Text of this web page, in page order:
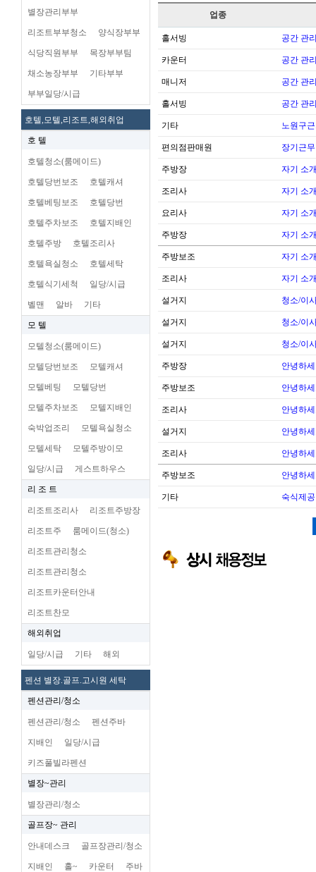
별장관리부부
리조트부부청소 양식장부부
식당직원부부 목장부부팀
채소농장부부 기타부부
부부일당/시급
호텔,모텔,리조트,해외취업
호 텔
호텔청소(룸메이드)
호텔당번보조 호텔캐셔
호텔베팅보조 호텔당번
호텔주차보조 호텔지배인
호텔주방 호텔조리사
호텔욕실청소 호텔세탁
호텔식기세척 일당/시급
벨맨 알바 기타
모 텔
모텔청소(룸메이드)
모텔당번보조 모텔캐셔
모텔베팅 모텔당번
모텔주차보조 모텔지배인
숙박업조리 모텔욕실청소
모텔세탁 모텔주방이모
일당/시급 게스트하우스
리 조 트
리조트조리사 리조트주방장
리조트주 룸메이드(청소)
리조트관리청소
리조트관리청소
리조트카운터안내
리조트찬모
해외취업
일당/시급 기타 해외
펜션 별장.골프.고시원 세탁
펜션관리/청소
펜션관리/청소 펜션주바
지배인 일당/시급
키즈풀빌라펜션
별장~관리
별장관리/청소
골프장~ 관리
안내데스크 골프장관리/청소
지배인 홀~ 카운터 주바
업종
홀서빙 공간 관
카운터 공간 관
매니저 공간 관
홀서빙 공간 관
기타 노원구
편의점판매원 장기근
주방장 자기 소
조리사 자기 소
요리사 자기 소
주방장 자기 소
주방보조 자기 소
조리사 자기 소
설거지 청소/이
설거지 청소/이
설거지 청소/이
주방장 안녕하
주방보조 안녕하
조리사 안녕하
설거지 안녕하
조리사 안녕하
주방보조 안녕하
기타 숙식제